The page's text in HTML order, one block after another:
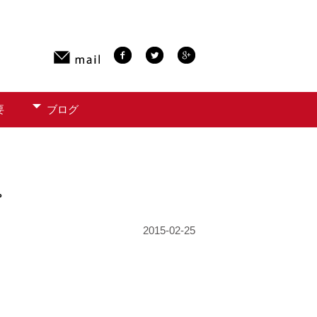
ブログ
2015-02-25